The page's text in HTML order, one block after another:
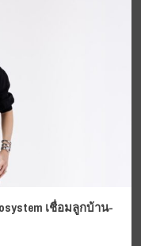
เชื่อมลูกบ้าน-